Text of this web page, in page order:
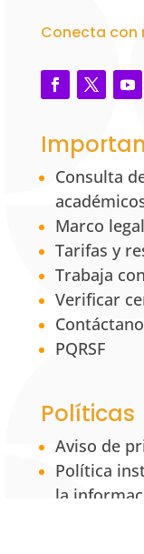
Conecta con
Consulta
Marco
Tarifas y
Trabaja
Verificar
PQRSF
Políticas
Aviso de
Política
la